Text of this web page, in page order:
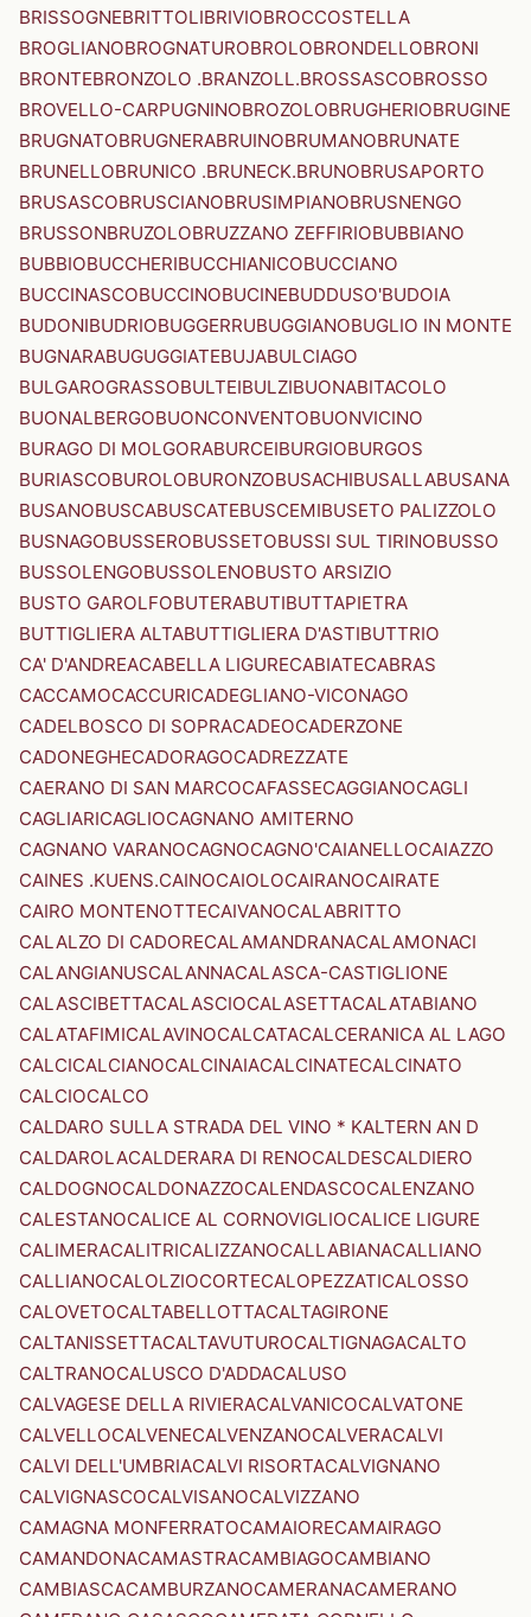
BRISSOGNEBRITTOLIBRIVIOBROCCOSTELLA
BROGLIANOBROGNATUROBROLOBRONDELLOBRONI
BRONTEBRONZOLO .BRANZOLL.BROSSASCOBROSSO
BROVELLO-CARPUGNINOBROZOLOBRUGHERIOBRUGINE
BRUGNATOBRUGNERABRUINOBRUMANOBRUNATE
BRUNELLOBRUNICO .BRUNECK.BRUNOBRUSAPORTO
BRUSASCOBRUSCIANOBRUSIMPIANOBRUSNENGO
BRUSSONBRUZOLOBRUZZANO ZEFFIRIOBUBBIANO
BUBBIOBUCCHERIBUCCHIANICOBUCCIANO
BUCCINASCOBUCCINOBUCINEBUDDUSO'BUDOIA
BUDONIBUDRIOBUGGERRUBUGGIANOBUGLIO IN MONTE
BUGNARABUGUGGIATEBUJABULCIAGO
BULGAROGRASSOBULTEIBULZIBUONABITACOLO
BUONALBERGOBUONCONVENTOBUONVICINO
BURAGO DI MOLGORABURCEIBURGIOBURGOS
BURIASCOBUROLOBURONZOBUSACHIBUSALLABUSANA
BUSANOBUSCABUSCATEBUSCEMIBUSETO PALIZZOLO
BUSNAGOBUSSEROBUSSETOBUSSI SUL TIRINOBUSSO
BUSSOLENGOBUSSOLENOBUSTO ARSIZIO
BUSTO GAROLFOBUTERABUTIBUTTAPIETRA
BUTTIGLIERA ALTABUTTIGLIERA D'ASTIBUTTRIO
CA' D'ANDREACABELLA LIGURECABIATECABRAS
CACCAMOCACCURICADEGLIANO-VICONAGO
CADELBOSCO DI SOPRACADEOCADERZONE
CADONEGHECADORAGOCADREZZATE
CAERANO DI SAN MARCOCAFASSECAGGIANOCAGLI
CAGLIARICAGLIOCAGNANO AMITERNO
CAGNANO VARANOCAGNOCAGNO'CAIANELLOCAIAZZO
CAINES .KUENS.CAINOCAIOLOCAIRANOCAIRATE
CAIRO MONTENOTTECAIVANOCALABRITTO
CALALZO DI CADORECALAMANDRANACALAMONACI
CALANGIANUSCALANNACALASCA-CASTIGLIONE
CALASCIBETTACALASCIOCALASETTACALATABIANO
CALATAFIMICALAVINOCALCATACALCERANICA AL LAGO
CALCICALCIANOCALCINAIACALCINATECALCINATO
CALCIOCALCO
CALDARO SULLA STRADA DEL VINO * KALTERN AN D
CALDAROLACALDERARA DI RENOCALDESCALDIERO
CALDOGNOCALDONAZZOCALENDASCOCALENZANO
CALESTANOCALICE AL CORNOVIGLIOCALICE LIGURE
CALIMERACALITRICALIZZANOCALLABIANACALLIANO
CALLIANOCALOLZIOCORTECALOPEZZATICALOSSO
CALOVETOCALTABELLOTTACALTAGIRONE
CALTANISSETTACALTAVUTUROCALTIGNAGACALTO
CALTRANOCALUSCO D'ADDACALUSO
CALVAGESE DELLA RIVIERACALVANICOCALVATONE
CALVELLOCALVENECALVENZANOCALVERACALVI
CALVI DELL'UMBRIACALVI RISORTACALVIGNANO
CALVIGNASCOCALVISANOCALVIZZANO
CAMAGNA MONFERRATOCAMAIORECAMAIRAGO
CAMANDONACAMASTRACAMBIAGOCAMBIANO
CAMBIASCACAMBURZANOCAMERANACAMERANO